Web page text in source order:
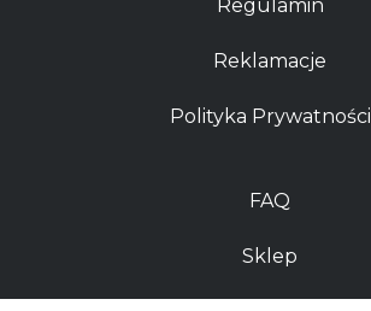
FAQ
Sklep
Regulamin
Reklamacje
Polityka Prywatności